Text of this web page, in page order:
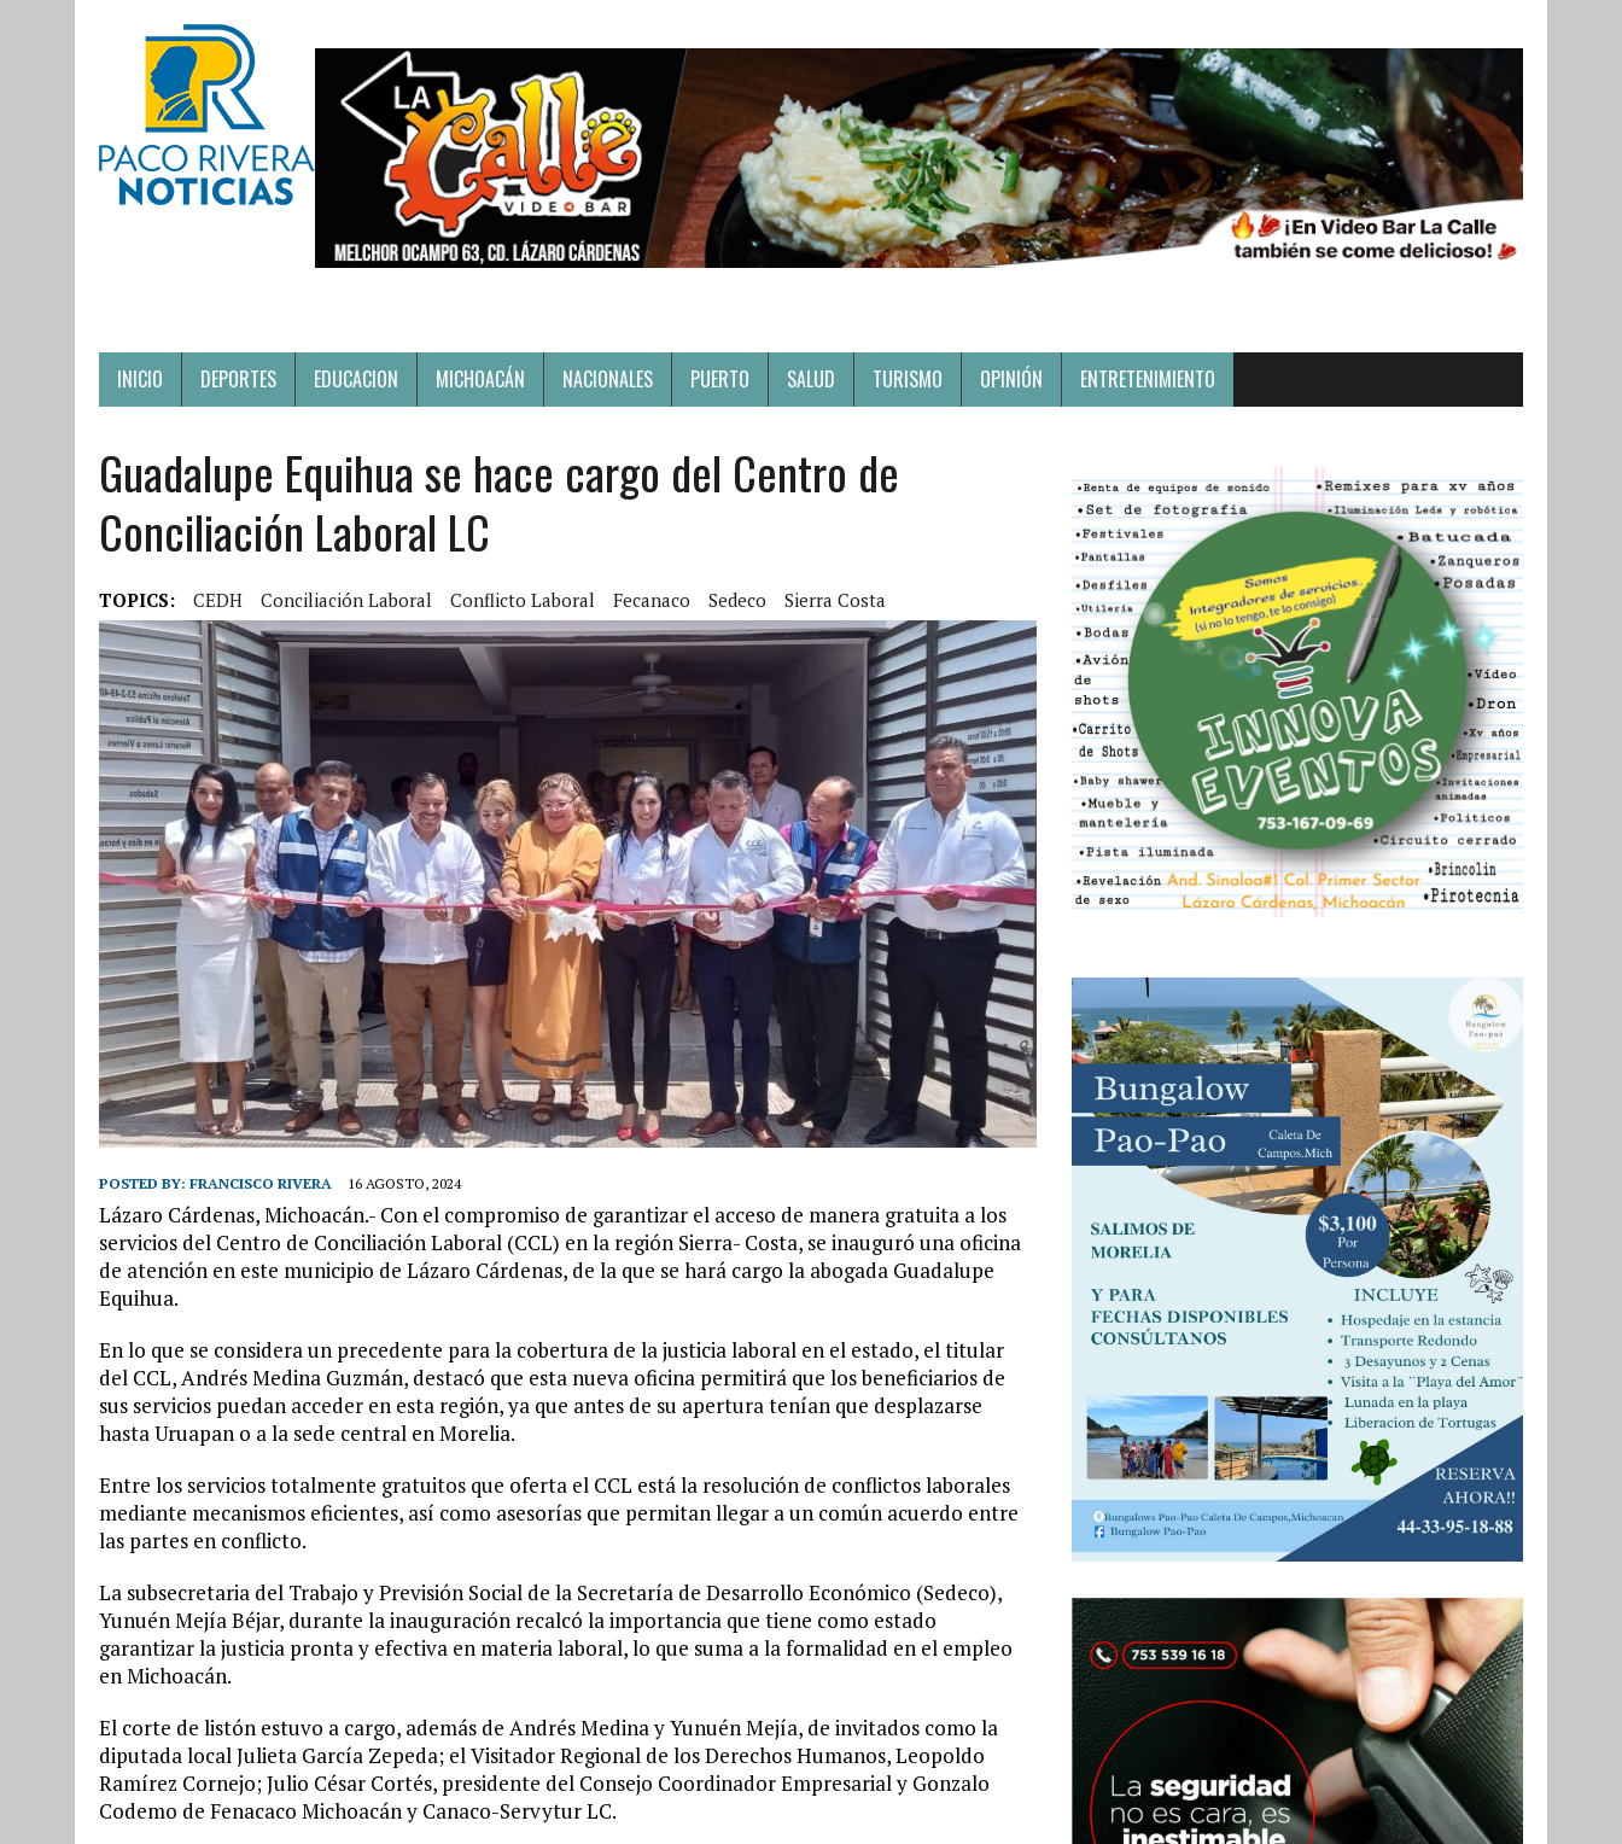
INICIO DEPORTES EDUCACION MICHOACÁN NACIONALES PUERTO SALUD TURISMO OPINIÓN ENTRETENIMIENTO
Guadalupe Equihua se hace cargo del Centro de
Conciliación Laboral LC
TOPICS: CEDH Conciliación Laboral Conflicto Laboral Fecanaco Sedeco Sierra Costa
POSTED BY: FRANCISCO RIVERA 16 AGOSTO, 2024
Lázaro Cárdenas, Michoacán.- Con el compromiso de garantizar el acceso de manera gratuita a los
servicios del Centro de Conciliación Laboral (CCL) en la región Sierra- Costa, se inauguró una oficina
de atención en este municipio de Lázaro Cárdenas, de la que se hará cargo la abogada Guadalupe
Equihua.
En lo que se considera un precedente para la cobertura de la justicia laboral en el estado, el titular
del CCL, Andrés Medina Guzmán, destacó que esta nueva oficina permitirá que los beneficiarios de
sus servicios puedan acceder en esta región, ya que antes de su apertura tenían que desplazarse
hasta Uruapan o a la sede central en Morelia.
Entre los servicios totalmente gratuitos que oferta el CCL está la resolución de conflictos laborales
mediante mecanismos eficientes, así como asesorías que permitan llegar a un común acuerdo entre
las partes en conflicto.
La subsecretaria del Trabajo y Previsión Social de la Secretaría de Desarrollo Económico (Sedeco),
Yunuén Mejía Béjar, durante la inauguración recalcó la importancia que tiene como estado
garantizar la justicia pronta y efectiva en materia laboral, lo que suma a la formalidad en el empleo
en Michoacán.
El corte de listón estuvo a cargo, además de Andrés Medina y Yunuén Mejía, de invitados como la
diputada local Julieta García Zepeda; el Visitador Regional de los Derechos Humanos, Leopoldo
Ramírez Cornejo; Julio César Cortés, presidente del Consejo Coordinador Empresarial y Gonzalo
Codemo de Fenacaco Michoacán y Canaco-Servytur LC.